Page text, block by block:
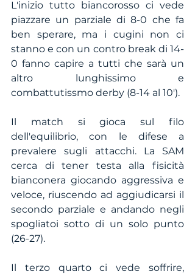
L'inizio tutto biancorosso ci vede
piazzare un parziale di 8-0 che fa
ben sperare, ma i cugini non ci
stanno e con un contro break di 14-
0 fanno capire a tutti che sarà un
altro lunghissimo e
combattutissmo derby (8-14 al 10').
Il match si gioca sul filo
dell'equilibrio, con le difese a
prevalere sugli attacchi. La SAM
cerca di tener testa alla fisicità
bianconera giocando aggressiva e
veloce, riuscendo ad aggiudicarsi il
secondo parziale e andando negli
spogliatoi sotto di un solo punto
(26-27).
Il terzo quarto ci vede soffrire,